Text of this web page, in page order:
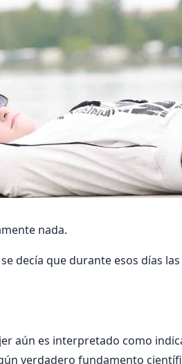
nada.
decía que durante esos días
aún es interpretado como
verdadero fundamento